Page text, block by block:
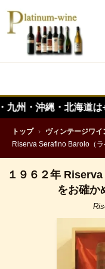
北海道は+１日 離島
トップ › ヴィンテージワイ
Riserva Serafino Barolo（
１９６２年
をお確か